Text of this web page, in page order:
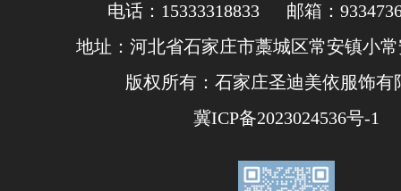
电话：15333318833 邮箱：
地址：河北省石家庄市藁城区常安镇小
版权所有：石家庄圣迪美依服饰有
冀ICP备2023024536号-1